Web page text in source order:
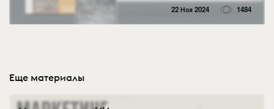
22 Ноя 2024 1484
Еще материалы